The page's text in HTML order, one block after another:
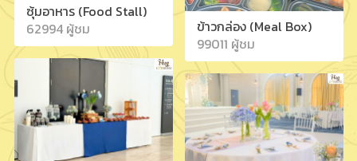
ซุ้มอาหาร (Food Stall)
62994 ผู้ชม
ข้าวกล่อง (Meal Box)
99011 ผู้ชม